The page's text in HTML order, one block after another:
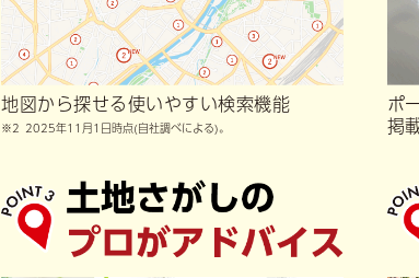
地図から探せる使いやすい検索機能
2025年11月1日時点(自社調べによる)。
ポ
掲